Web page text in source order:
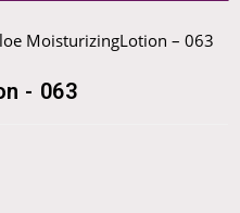
MoisturizingLotion – 063
- 063